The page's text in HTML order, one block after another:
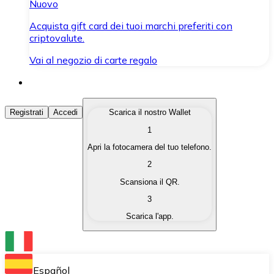
Nuovo
Acquista gift card dei tuoi marchi preferiti con
criptovalute.
Vai al negozio di carte regalo
Acquista Criptovalute
Acquista le criptovalute che ti interessano in modo
Converti le tue criptovalute in valuta fiat quando ne
Scambia una criptovaluta con un'altra
Conserva le tue cripto in un Wallet self-custodial.
Registrati Accedi
Scarica il nostro Wallet
1
Apri la fotocamera del tuo telefono.
2
Scansiona il QR.
3
Scarica l'app.
Español